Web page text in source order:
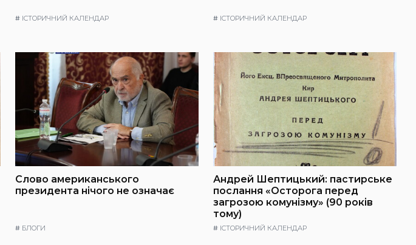
# ІСТОРИЧНИЙ КАЛЕНДАР # ІСТОРИЧНИЙ КАЛЕНДАР
Слово американського
президента нічого не означає
# БЛОГИ
Андрей Шептицький: пастирське
послання «Осторога перед
загрозою комунізму» (90 років
тому)
# ІСТОРИЧНИЙ КАЛЕНДАР